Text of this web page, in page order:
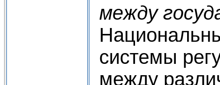
между
системы
между